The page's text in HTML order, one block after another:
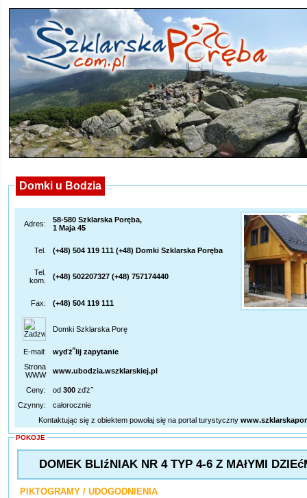
Domki u Bodzia
Adres:
58-580 Szklarska Poręba,
1 Maja 45
Tel. (+48) 504 119 111 (+48) Domki Szklarska Poręba
Tel.
kom.
(+48) 502207327 (+48) 757174440
Fax: (+48) 504 119 111
Domki Szklarska Porę
E-mail:
wyďż˝lij zapytanie
Strona
WWW
www.ubodzia.wszklarskiej.pl
Ceny: od 300 zďż˝
Czynny:
całorocznie
Kontaktując się z obiektem powołaj się na portal turystyczny
POKOJE
DOMEK BLIźNIAK NR 4 TYP 4-6 Z MAłYMI
PIKTOGRAMY / UDOGODNIENIA